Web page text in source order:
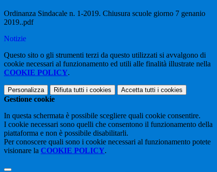
Ordinanza Sindacale n. 1-2019. Chiusura scuole giorno 7 genanio
2019..pdf
Notizie
Questo sito o gli strumenti terzi da questo utilizzati si avvalgono di
cookie necessari al funzionamento ed utili alle finalità illustrate nella
COOKIE POLICY.
Personalizza Rifiuta tutti i cookies Accetta tutti i cookies
Gestione cookie
In questa schermata è possibile scegliere quali cookie consentire.
I cookie necessari sono quelli che consentono il funzionamento della
piattaforma e non è possibile disabilitarli.
Per conoscere quali sono i cookie necessari al funzionamento potete
visionare la COOKIE POLICY.